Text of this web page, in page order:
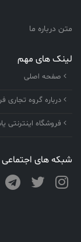
متن درباره ما
لینک های مهم
صفحه اصلی
درباره گروه تجاری
فروشگاه اینترنتی
شبکه های اجتماعی